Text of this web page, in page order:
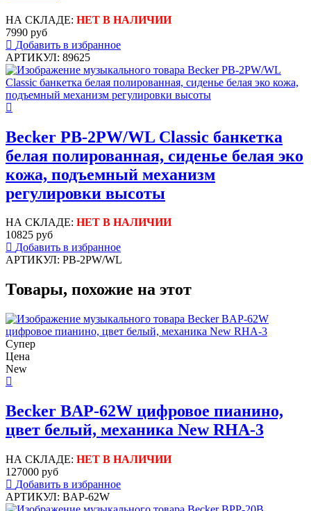
НА СКЛАДЕ: НЕТ В НАЛИЧИИ
7990 руб
Добавить в избранное
АРТИКУЛ: 89625
Becker PB-2PW/WL Classic банкетка
белая полированная, сиденье белая эко
кожа, подъемный механизм
регулировки высоты
НА СКЛАДЕ: НЕТ В НАЛИЧИИ
10825 руб
Добавить в избранное
АРТИКУЛ: PB-2PW/WL
Товары, похожие на этот
Супер
Цена
New
Becker BAP-62W цифровое пианино,
цвет белый, механика New RHA-3
НА СКЛАДЕ: НЕТ В НАЛИЧИИ
127000 руб
Добавить в избранное
АРТИКУЛ: BAP-62W